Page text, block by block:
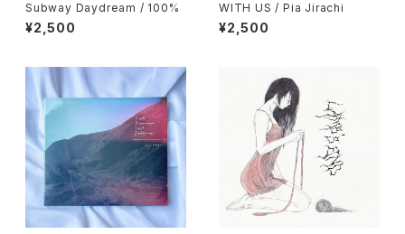
Subway Daydream / 100%
¥2,500
WITH US / Pia Jirachi
¥2,500